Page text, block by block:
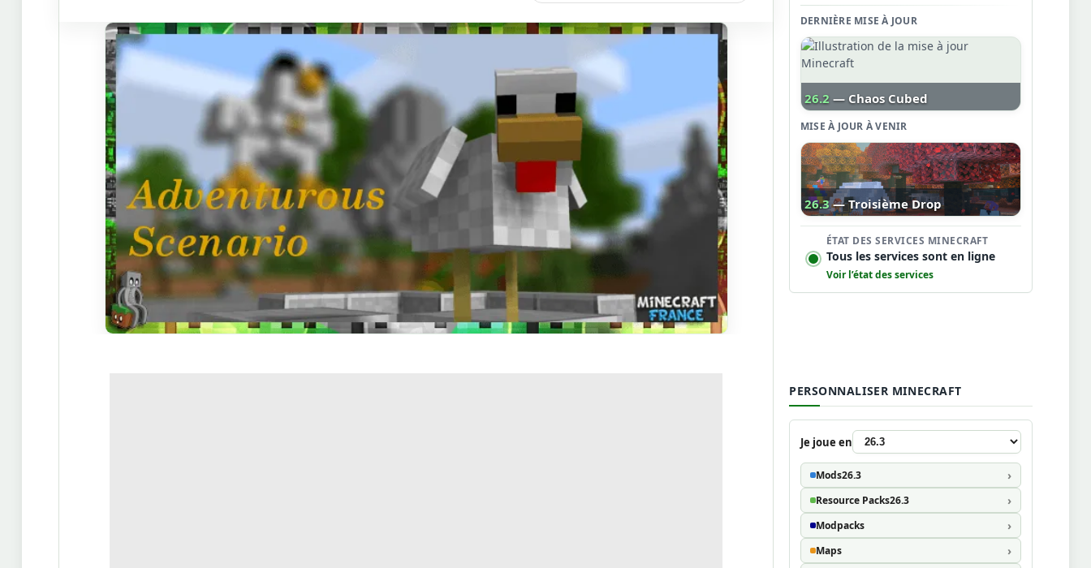
DERNIÈRE MISE À JOUR
26.2 — Chaos Cubed
MISE À JOUR À VENIR
26.3 — Troisième Drop
ÉTAT DES SERVICES MINECRAFT
Tous les services sont en ligne
Voir l’état des services
PERSONNALISER MINECRAFT
Je joue en
Mods26.3
Resource Packs26.3
Modpacks
Maps